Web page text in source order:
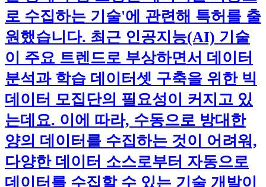
로 수집하는 기술'에 관련해 특허를 출
원했습니다. 최근 인공지능(AI) 기술
이 주요 트렌드로 부상하면서 데이터
분석과 학습 데이터셋 구축을 위한 빅
데이터 모집단의 필요성이 커지고 있
는데요. 이에 따라, 수동으로 방대한
양의 데이터를 수집하는 것이 어려워,
다양한 데이터 소스로부터 자동으로
데이터를 수집할 수 있는 기술 개발이